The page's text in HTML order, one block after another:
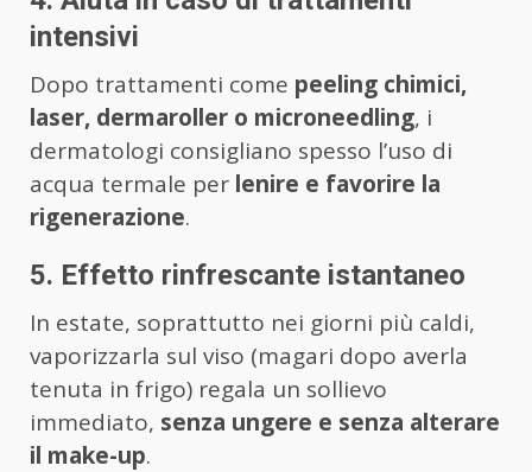
intensivi
Dopo trattamenti come peeling chimici,
laser, dermaroller o microneedling, i
dermatologi consigliano spesso l’uso di
acqua termale per lenire e favorire la
rigenerazione.
5. Effetto rinfrescante istantaneo
In estate, soprattutto nei giorni più caldi,
vaporizzarla sul viso (magari dopo averla
tenuta in frigo) regala un sollievo
immediato, senza ungere e senza alterare
il make-up.